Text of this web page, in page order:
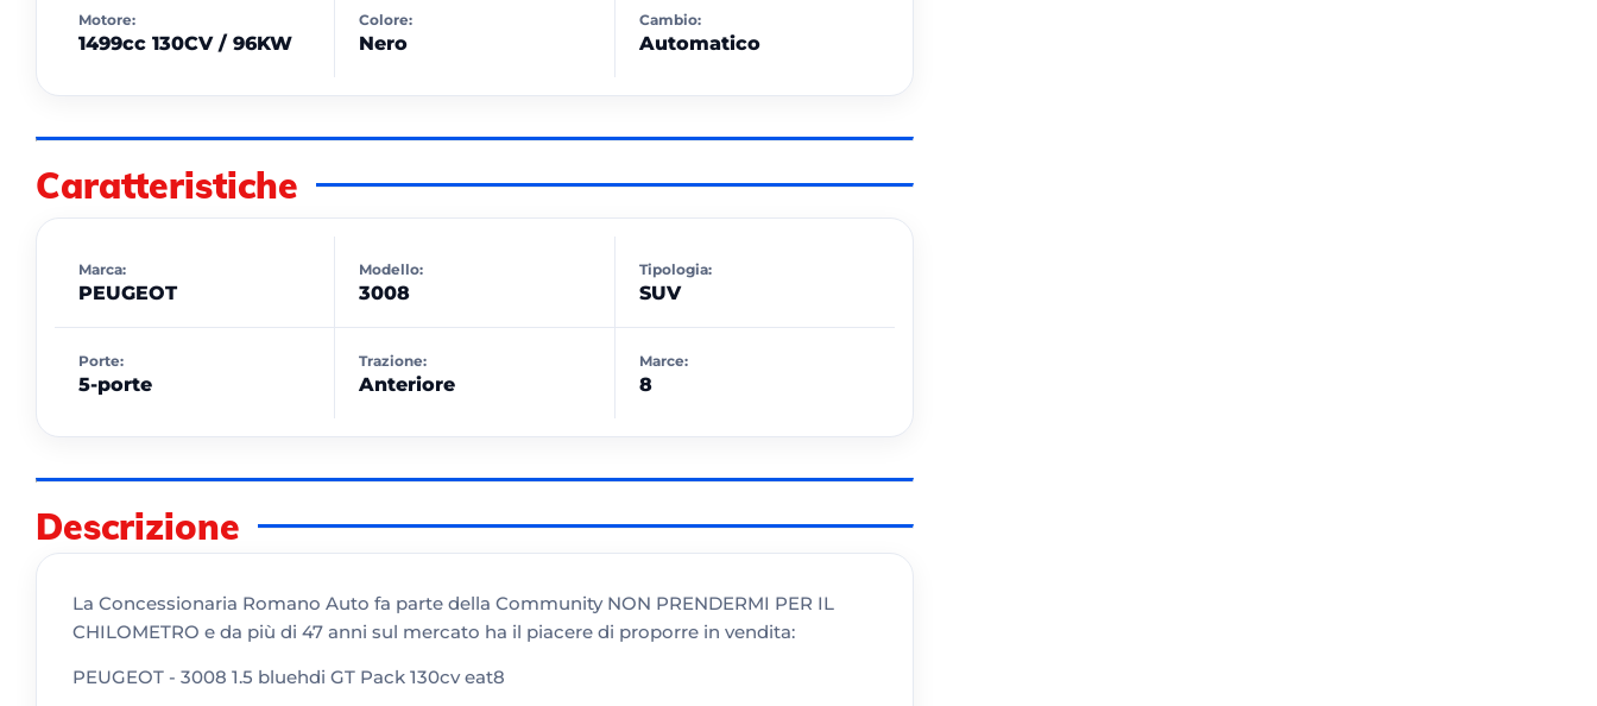
Motore:
1499cc 130CV / 96KW
Colore:
Nero
Cambio:
Automatico
Caratteristiche
Marca:
PEUGEOT
Modello:
3008
Tipologia:
SUV
Porte:
5-porte
Trazione:
Anteriore
Marce:
8
Descrizione
La Concessionaria Romano Auto fa parte della Community NON PRENDERMI PER IL
CHILOMETRO e da più di 47 anni sul mercato ha il piacere di proporre in vendita:
PEUGEOT - 3008 1.5 bluehdi GT Pack 130cv eat8